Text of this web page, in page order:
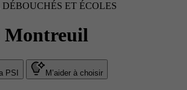
ET ÉCOLES
Montreuil
PSI M’aider à choisir